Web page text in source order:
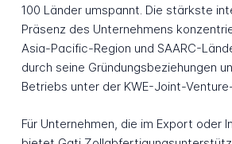
100 Länder umspannt. Die stärkste
Präsenz des Unternehmens
Asia-Pacific-Region und SAARC-
durch seine Gründungsbeziehungen
Betriebs unter der KWE-Joint-
Für Unternehmen, die im Export oder